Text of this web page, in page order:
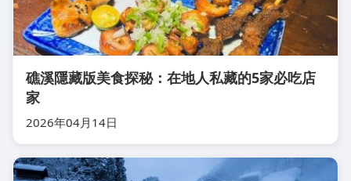
礁溪隱藏版美食探秘：在地人私藏的5家必吃店
家
2026年04月14日